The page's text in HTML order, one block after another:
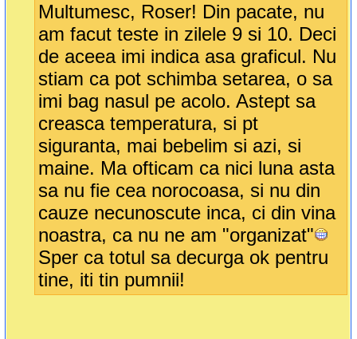
Multumesc, Roser! Din pacate, nu
am facut teste in zilele 9 si 10. Deci
de aceea imi indica asa graficul. Nu
stiam ca pot schimba setarea, o sa
imi bag nasul pe acolo. Astept sa
creasca temperatura, si pt
siguranta, mai bebelim si azi, si
maine. Ma ofticam ca nici luna asta
sa nu fie cea norocoasa, si nu din
cauze necunoscute inca, ci din vina
noastra, ca nu ne am "organizat"
Sper ca totul sa decurga ok pentru
tine, iti tin pumnii!